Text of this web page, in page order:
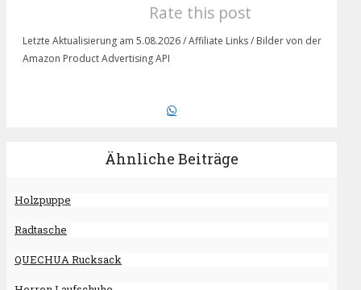
Rate this post
Letzte Aktualisierung am 5.08.2026 / Affiliate Links / Bilder von der
Amazon Product Advertising API
Ähnliche Beiträge
Holzpuppe
Radtasche
QUECHUA Rucksack